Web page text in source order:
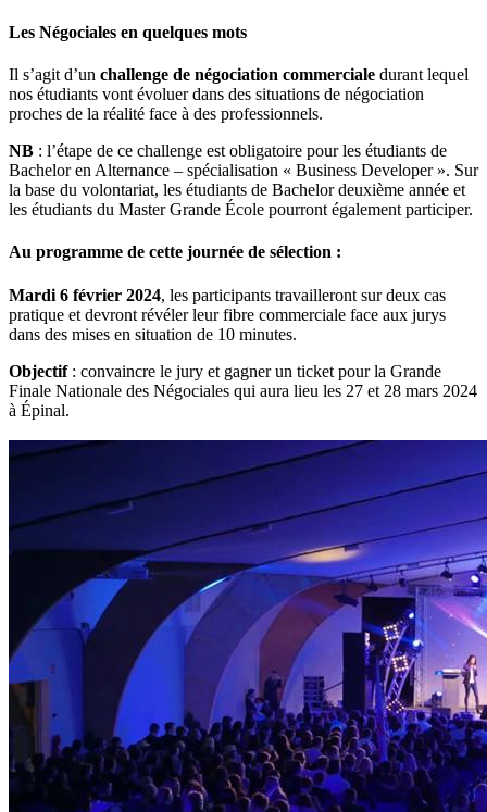
Les Négociales en quelques mots
Il s’agit d’un challenge de négociation commerciale durant lequel
nos étudiants vont évoluer dans des situations de négociation
proches de la réalité face à des professionnels.
NB : l’étape de ce challenge est obligatoire pour les étudiants de
Bachelor en Alternance – spécialisation « Business Developer ». Sur
la base du volontariat, les étudiants de Bachelor deuxième année et
les étudiants du Master Grande École pourront également participer.
Au programme de cette journée de sélection :
Mardi 6 février 2024, les participants travailleront sur deux cas
pratique et devront révéler leur fibre commerciale face aux jurys
dans des mises en situation de 10 minutes.
Objectif: convaincre le jury et gagner un ticket pour la Grande
Finale Nationale des Négociales qui aura lieu les 27 et 28 mars 2024
à Épinal.